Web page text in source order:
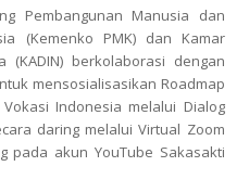
Pembangunan Manusia dan
(Kemenko PMK) dan Kamar
berkolaborasi dengan
mensosialisasikan Roadmap
Indonesia melalui Dialog
daring melalui Virtual Zoom
pada akun YouTube Sakasakti